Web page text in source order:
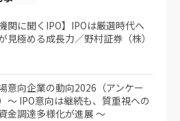
機関に聞くIPO】IPOは厳選時代へ
見極める成長力／野村証券（株）
意向企業の動向2026（アンケー
～ IPO意向は継続も、質重視への
金調達多様化が進展 ～